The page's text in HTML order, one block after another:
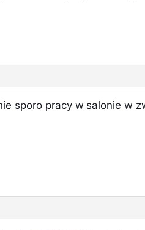
sporo pracy w salonie w